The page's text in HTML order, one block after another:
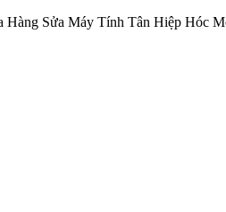
Sửa Máy Tính Tân Hiệp Hóc